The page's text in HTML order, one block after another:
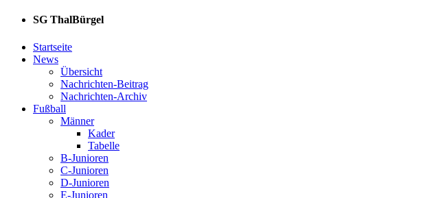
SG ThalBürgel
Startseite
News
Übersicht
Nachrichten-Beitrag
Nachrichten-Archiv
Fußball
Männer
Kader
Tabelle
B-Junioren
C-Junioren
D-Junioren
E-Junioren